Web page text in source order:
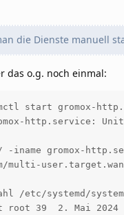
die Dienste manuell
das o.g. noch einmal:
start gromox-
http.service:
-iname gromox-
multi-
/etc/systemd/
root 39  2. Mai